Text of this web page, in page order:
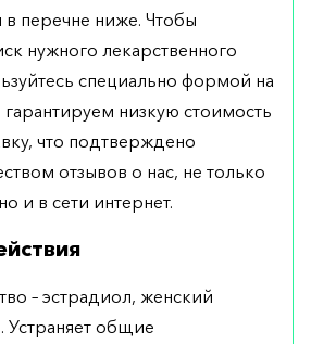
в перечне ниже. Чтобы
нужного лекарственного
специально формой на
низкую стоимость
что подтверждено
отзывов о нас, не только
и в сети интернет.
– эстрадиол, женский
Устраняет общие